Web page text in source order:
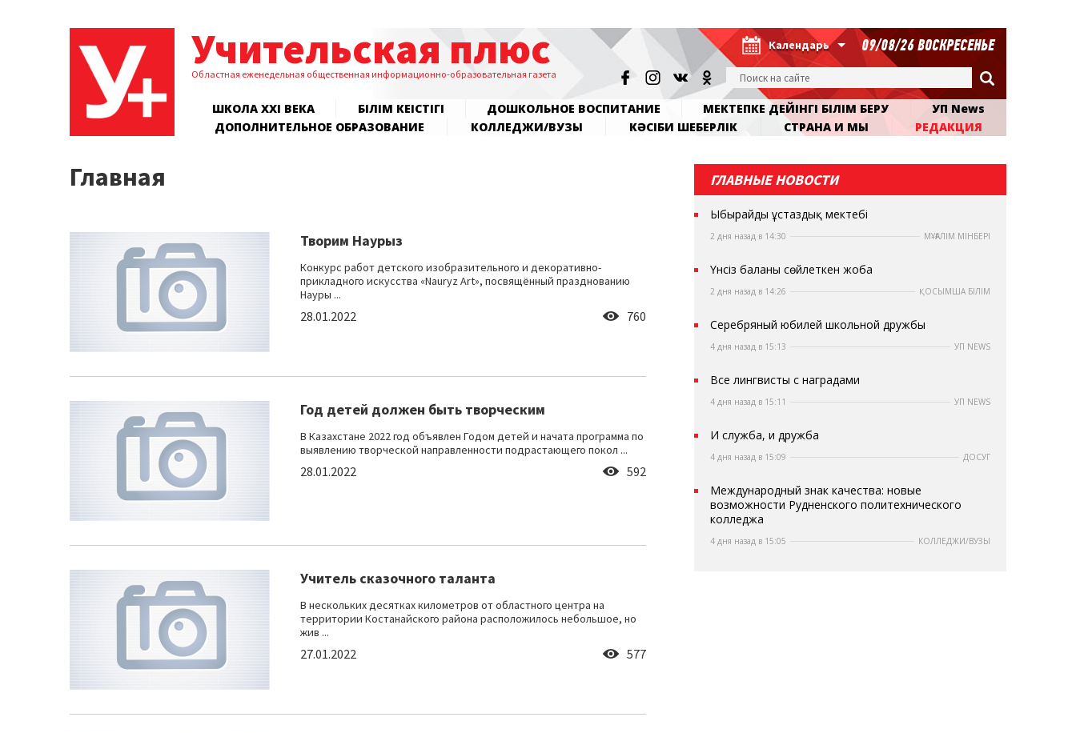
Учительская плюс
Областная еженедельная общественная информационно-образовательная газета
Календарь 09/08/26 ВОСКРЕСЕНЬЕ
ШКОЛА XXI ВЕКА БІЛІМ КЕҢІСТІГІ ДОШКОЛЬНОЕ ВОСПИТАНИЕ МЕКТЕПКЕ ДЕЙІНГІ БІЛІМ БЕРУ
УП News
ДОПОЛНИТЕЛЬНОЕ ОБРАЗОВАНИЕ
КОЛЛЕДЖИ/ВУЗЫ КӘСІБИ ШЕБЕРЛІК СТРАНА И МЫ РЕДАКЦИЯ
Главная
Творим Наурыз
Конкурс работ детского изобразительного и декоративно-
прикладного искусства «Nauryz Art», посвящённый празднованию
Науры ...
28.01.2022 760
Год детей должен быть творческим
В Казахстане 2022 год объявлен Годом детей и начата программа по
выявлению творческой направленности подрастающего покол ...
28.01.2022 592
Учитель сказочного таланта
В нескольких десятках километров от областного центра на
территории Костанайского района расположилось небольшое, но
жив ...
27.01.2022 577
ГЛАВНЫЕ НОВОСТИ
Ыбырайдың ұстаздық мектебі
2 дня назад в 14:30 МҰҒАЛІМ МІНБЕРІ
Үнсіз баланы сөйлеткен жоба
2 дня назад в 14:26 ҚОСЫМША БІЛІМ
Серебряный юбилей школьной дружбы
4 дня назад в 15:13 УП NEWS
Все лингвисты с наградами
4 дня назад в 15:11 УП NEWS
И служба, и дружба
4 дня назад в 15:09 ДОСУГ
Международный знак качества: новые
возможности Рудненского политехнического
колледжа
4 дня назад в 15:05 КОЛЛЕДЖИ/ВУЗЫ